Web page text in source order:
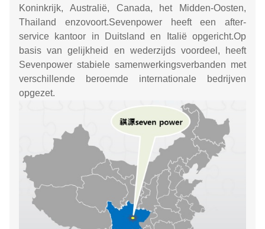
Koninkrijk, Australië, Canada, het Midden-Oosten,
Thailand enzovoort.Sevenpower heeft een after-
service kantoor in Duitsland en Italië opgericht.Op
basis van gelijkheid en wederzijds voordeel, heeft
Sevenpower stabiele samenwerkingsverbanden met
verschillende beroemde internationale bedrijven
opgezet.